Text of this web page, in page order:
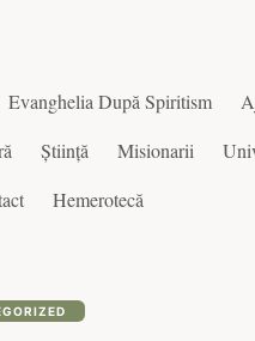
Evanghelia După Spiritism
Știință Misionarii
Hemerotecă